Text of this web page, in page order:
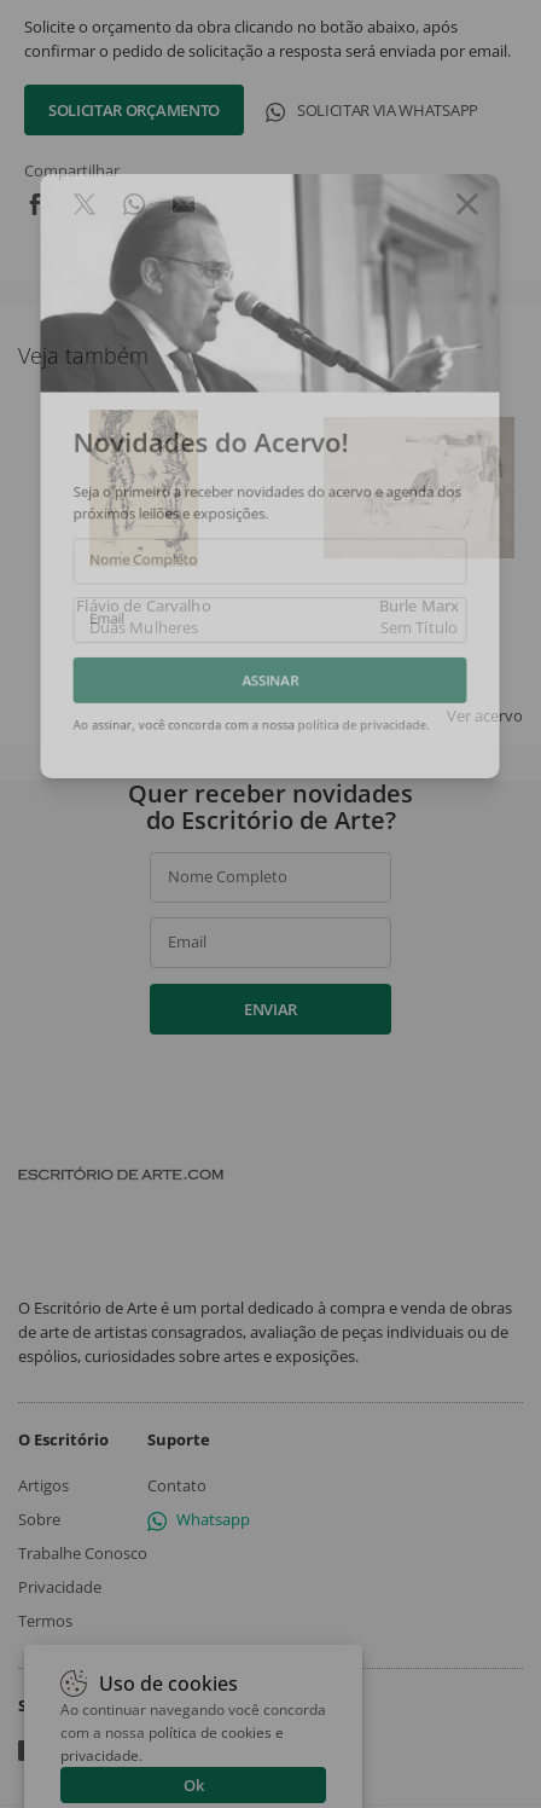
Solicite o orçamento da obra clicando no botão abaixo, após
confirmar o pedido de solicitação a resposta será enviada por email.
SOLICITAR ORÇAMENTO SOLICITAR VIA WHATSAPP
Compartilhar
Veja também
Flávio de Carvalho
Duas Mulheres
Burle Marx
Sem Título
Ver acervo
Novidades do Acervo!
Seja o primeiro a receber novidades do acervo e agenda dos
próximos leilões e exposições.
Nome Completo
Email
Quer receber novidades
do Escritório de Arte?
Nome Completo
Email
ENVIAR
O Escritório de Arte é um portal dedicado à compra e venda de obras
de arte de artistas consagrados, avaliação de peças individuais ou de
espólios, curiosidades sobre artes e exposições.
O Escritório
Artigos
Sobre
Trabalhe Conosco
Privacidade
Termos
Suporte
Contato
Whatsapp
Siga
Uso de cookies
Ao continuar navegando você concorda
com a nossa política de cookies e
privacidade.
Ok